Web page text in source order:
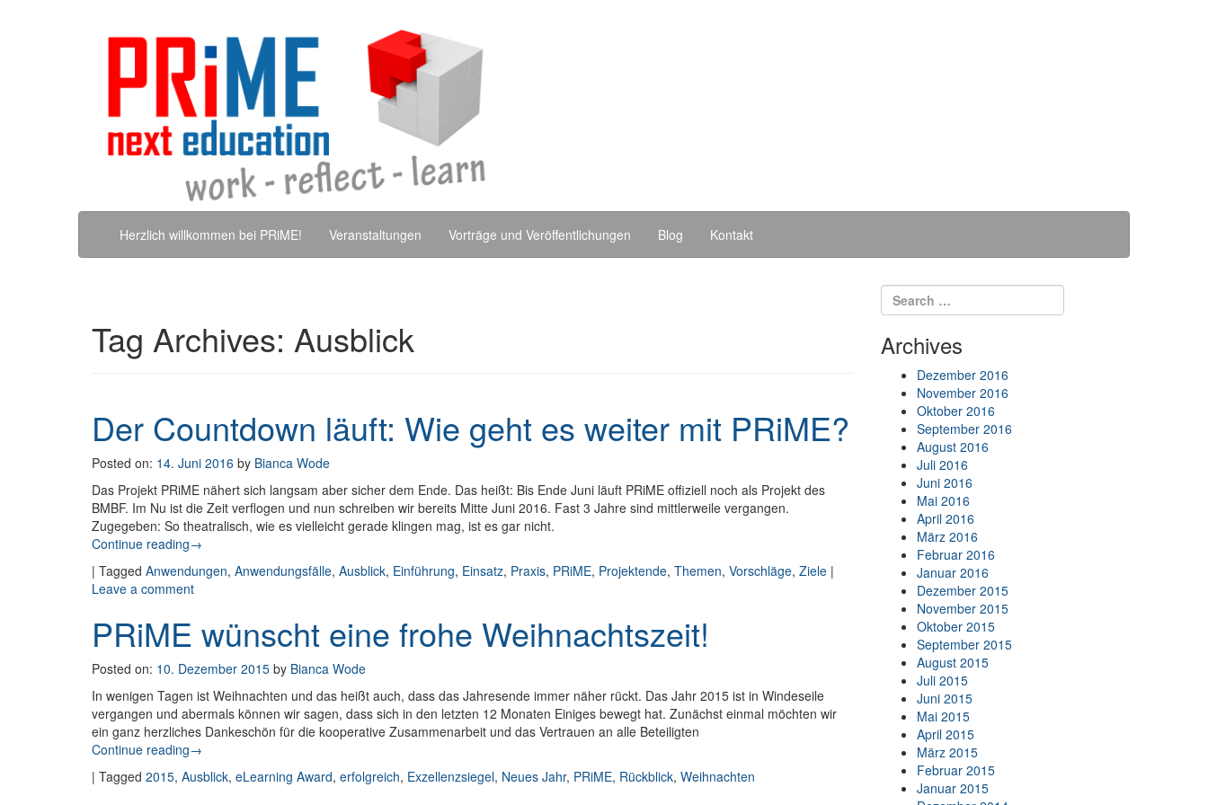
Herzlich willkommen bei PRiME! Veranstaltungen Vorträge und Veröffentlichungen Blog Kontakt
Tag Archives: Ausblick
Der Countdown läuft: Wie geht es weiter mit PRiME?
Posted on: 14. Juni 2016 by Bianca Wode
Das Projekt PRiME nähert sich langsam aber sicher dem Ende. Das heißt: Bis Ende Juni läuft PRiME offiziell noch als Projekt des
BMBF. Im Nu ist die Zeit verflogen und nun schreiben wir bereits Mitte Juni 2016. Fast 3 Jahre sind mittlerweile vergangen.
Zugegeben: So theatralisch, wie es vielleicht gerade klingen mag, ist es gar nicht.
Continue reading: Der Countdown läuft: Wie geht es weiter mit PRiME?
→
| Tagged Anwendungen, Anwendungsfälle, Ausblick, Einführung, Einsatz, Praxis, PRiME, Projektende, Themen, Vorschläge, Ziele |
Leave a comment
PRiME wünscht eine frohe Weihnachtszeit!
Posted on: 10. Dezember 2015 by Bianca Wode
In wenigen Tagen ist Weihnachten und das heißt auch, dass das Jahresende immer näher rückt. Das Jahr 2015 ist in Windeseile
vergangen und abermals können wir sagen, dass sich in den letzten 12 Monaten Einiges bewegt hat. Zunächst einmal möchten wir
ein ganz herzliches Dankeschön für die kooperative Zusammenarbeit und das Vertrauen an alle Beteiligten
Continue reading: PRiME wünscht eine frohe Weihnachtszeit!
→
| Tagged 2015, Ausblick, eLearning Award, erfolgreich, Exzellenzsiegel, Neues Jahr, PRiME, Rückblick, Weihnachten
Search for:
Archives
Dezember 2016
November 2016
Oktober 2016
September 2016
August 2016
Juli 2016
Juni 2016
Mai 2016
April 2016
März 2016
Februar 2016
Januar 2016
Dezember 2015
November 2015
Oktober 2015
September 2015
August 2015
Juli 2015
Juni 2015
Mai 2015
April 2015
März 2015
Februar 2015
Januar 2015